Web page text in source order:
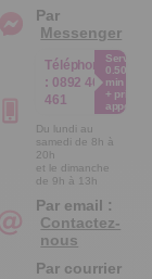
Par
Messenger
Téléphone
: 0892 461
461
Service
0.50€ /
min
+ prix
appel
Du lundi au
samedi de 8h à
20h
et le dimanche
de 9h à 13h
Par email :
Contactez-
nous
Par courrier